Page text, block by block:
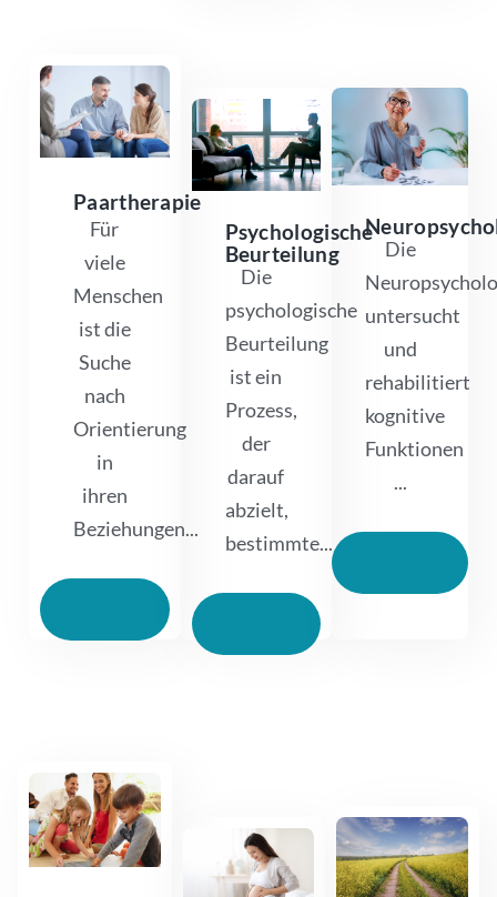
Paartherapie
Für
viele
Menschen
ist die
Suche
nach
Orientierung
in
ihren
Beziehungen...
Psychologische
Beurteilung
Die
psychologische
Beurteilung
ist ein
Prozess,
der
darauf
abzielt,
bestimmte...
Die
untersucht
und
rehabilitiert
kognitive
Funktionen
...